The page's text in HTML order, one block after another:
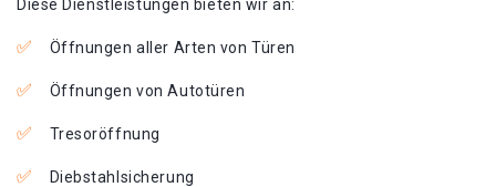
Diese Dienstleistungen bieten wir an:
Öffnungen aller Arten von Türen
Öffnungen von Autotüren
Tresoröffnung
Diebstahlsicherung